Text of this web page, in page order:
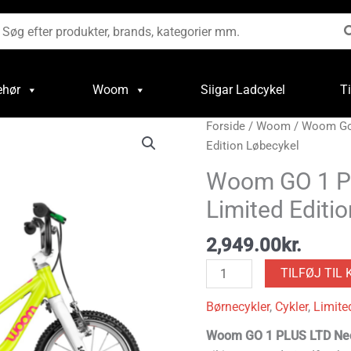
Woom Siigar Ladcykel
Forside /Woom /Woom
Edition Løbecykel
Woom GO 1
Limited
2,949.00kr.
Woom
GO
Plus
Neon
Limited
Edition
Løbecykel
antal
TILFØJ TIL
Børnecykler, Cykler,
Woom GO 1 PLUS LTD